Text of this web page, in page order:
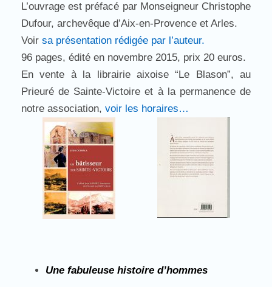
L’ouvrage est préfacé par Monseigneur Christophe
Dufour, archevêque d’Aix-en-Provence et Arles.
Voir sa présentation rédigée par l’auteur.
96 pages, édité en novembre 2015, prix 20 euros.
En vente à la librairie aixoise “Le Blason”, au
Prieuré de Sainte-Victoire et à la permanence de
notre association, voir les horaires…
Une fabuleuse histoire d’hommes